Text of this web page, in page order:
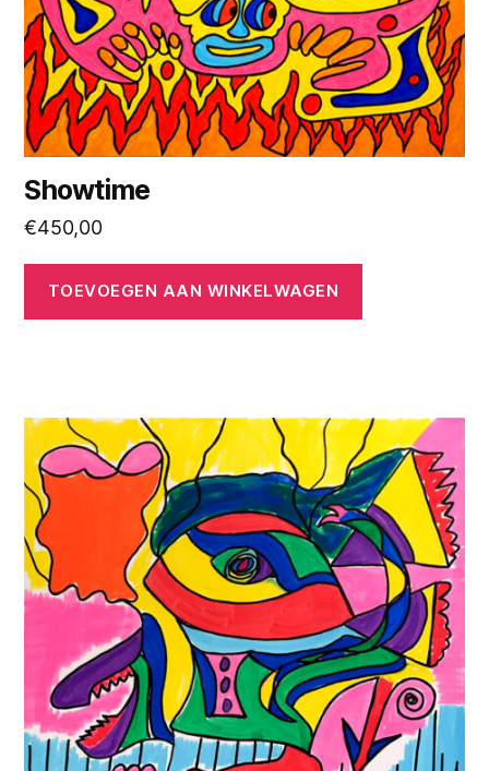
Showtime
€450,00
TOEVOEGEN AAN WINKELWAGEN